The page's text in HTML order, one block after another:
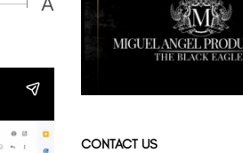
CONTACT US